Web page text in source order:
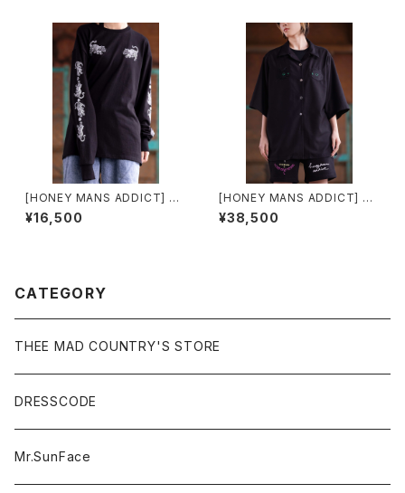
[HONEY MANS ADDICT] 酒
雑魚ロングスリーブTシャツ202
6
¥16,500
[HONEY MANS ADDICT] CA
Tオープンカラーシャツ
¥38,500
CATEGORY
THEE MAD COUNTRY'S STORE
DRESSCODE
Mr.SunFace